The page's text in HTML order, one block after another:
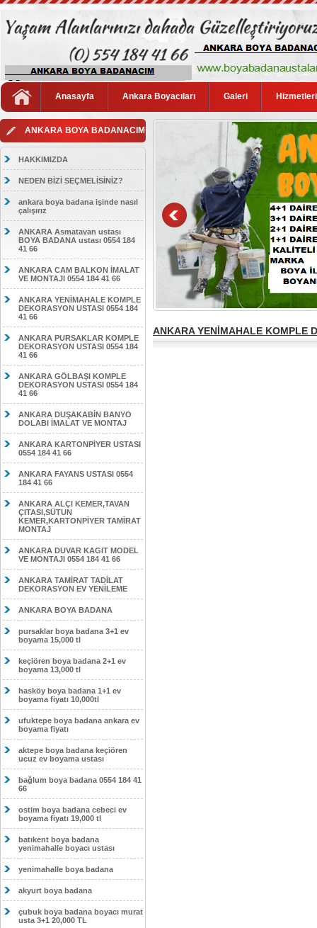
Anasayfa Ankara Boyacıları Galeri
ANKARA BOYA BADANACIM
HAKKIMIZDA
NEDEN BİZİ SEÇMELİSİNİZ?
ankara boya badana işinde nasıl
çalışırız
ANKARA Asmatavan ustası
BOYA BADANA ustası 0554 184
41 66
ANKARA CAM BALKON İMALAT
VE MONTAJI 0554 184 41 66
ANKARA YENİMAHALE KOMPLE
DEKORASYON USTASI 0554 184
41 66
ANKARA PURSAKLAR KOMPLE
DEKORASYON USTASI 0554 184
41 66
ANKARA GÖLBAŞI KOMPLE
DEKORASYON USTASI 0554 184
41 66
ANKARA DUŞAKABİN BANYO
DOLABI İMALAT VE MONTAJ
ANKARA KARTONPİYER USTASI
0554 184 41 66
ANKARA FAYANS USTASI 0554
184 41 66
ANKARA ALÇI KEMER,TAVAN
ÇITASI,SÜTUN
KEMER,KARTONPİYER TAMİRAT
MONTAJ
ANKARA DUVAR KAGIT MODEL
VE MONTAJI 0554 184 41 66
ANKARA TAMİRAT TADİLAT
DEKORASYON EV YENİLEME
ANKARA BOYA BADANA
pursaklar boya badana 3+1 ev
boyama 15,000 tl
keçiören boya badana 2+1 ev
boyama 13,000 tl
hasköy boya badana 1+1 ev
boyama fiyatı 10,000tl
ufuktepe boya badana ankara ev
boyama fiyatı
aktepe boya badana keçiören
ucuz ev boyama ustası
bağlum boya badana 0554 184 41
66
ostim boya badana cebeci ev
boyama fiyatı 19,000 tl
batıkent boya badana
yenimahalle boyacı ustası
yenimahalle boya badana
akyurt boya badana
çubuk boya badana boyacı murat
usta 3+1 20,000 TL
ANKARA YENİMAHALE KOMPLE